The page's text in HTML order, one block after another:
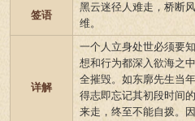
签语
黑云迷径人难走，桥断
维。
详解
一个人立身处世必须要
想和行为都深入欲海之
全摧毁。如东廓先生当
得志即忘记其初段时间
来走，终至不能自拨。